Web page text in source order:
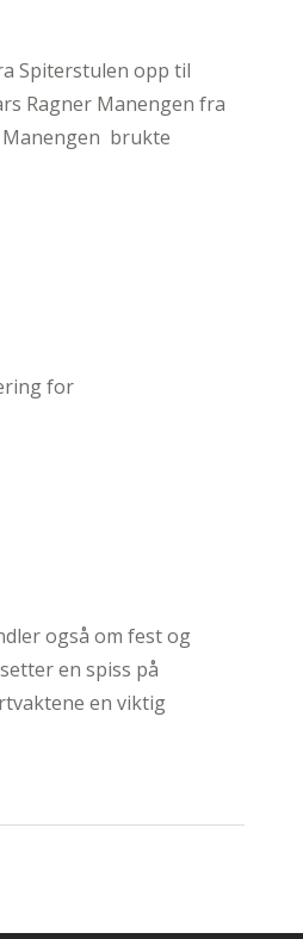
Spiterstulen opp til
Ragner Manengen fra
Manengen brukte
for
også om fest og
en spiss på
en viktig